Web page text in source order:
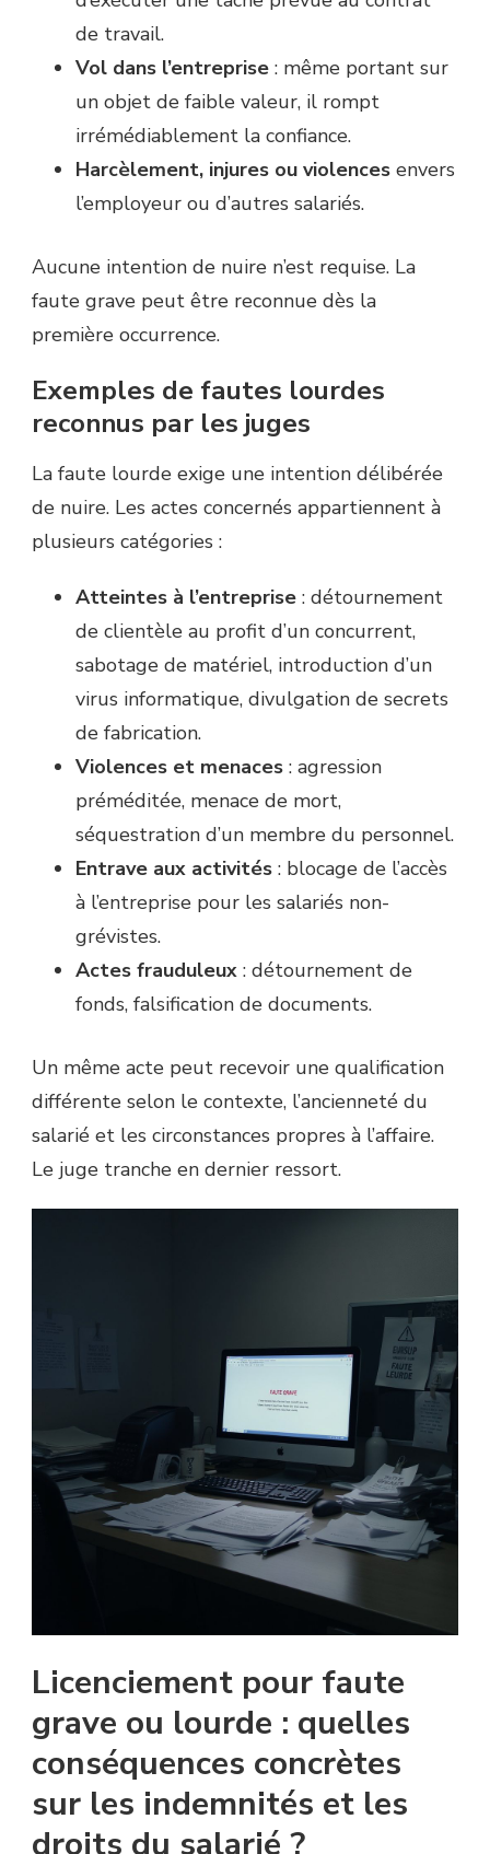
de travail.
Vol dans l’entreprise : même portant sur
un objet de faible valeur, il rompt
irrémédiablement la confiance.
Harcèlement, injures ou violences envers
l’employeur ou d’autres salariés.
Aucune intention de nuire n’est requise. La
faute grave peut être reconnue dès la
première occurrence.
Exemples de fautes lourdes
reconnus par les juges
La faute lourde exige une intention délibérée
de nuire. Les actes concernés appartiennent à
plusieurs catégories :
Atteintes à l’entreprise : détournement
de clientèle au profit d’un concurrent,
sabotage de matériel, introduction d’un
virus informatique, divulgation de secrets
de fabrication.
Violences et menaces : agression
préméditée, menace de mort,
séquestration d’un membre du personnel.
Entrave aux activités : blocage de l’accès
à l’entreprise pour les salariés non-
grévistes.
Actes frauduleux : détournement de
fonds, falsification de documents.
Un même acte peut recevoir une qualification
différente selon le contexte, l’ancienneté du
salarié et les circonstances propres à l’affaire.
Le juge tranche en dernier ressort.
Licenciement pour faute
grave ou lourde : quelles
conséquences concrètes
sur les indemnités et les
droits du salarié ?